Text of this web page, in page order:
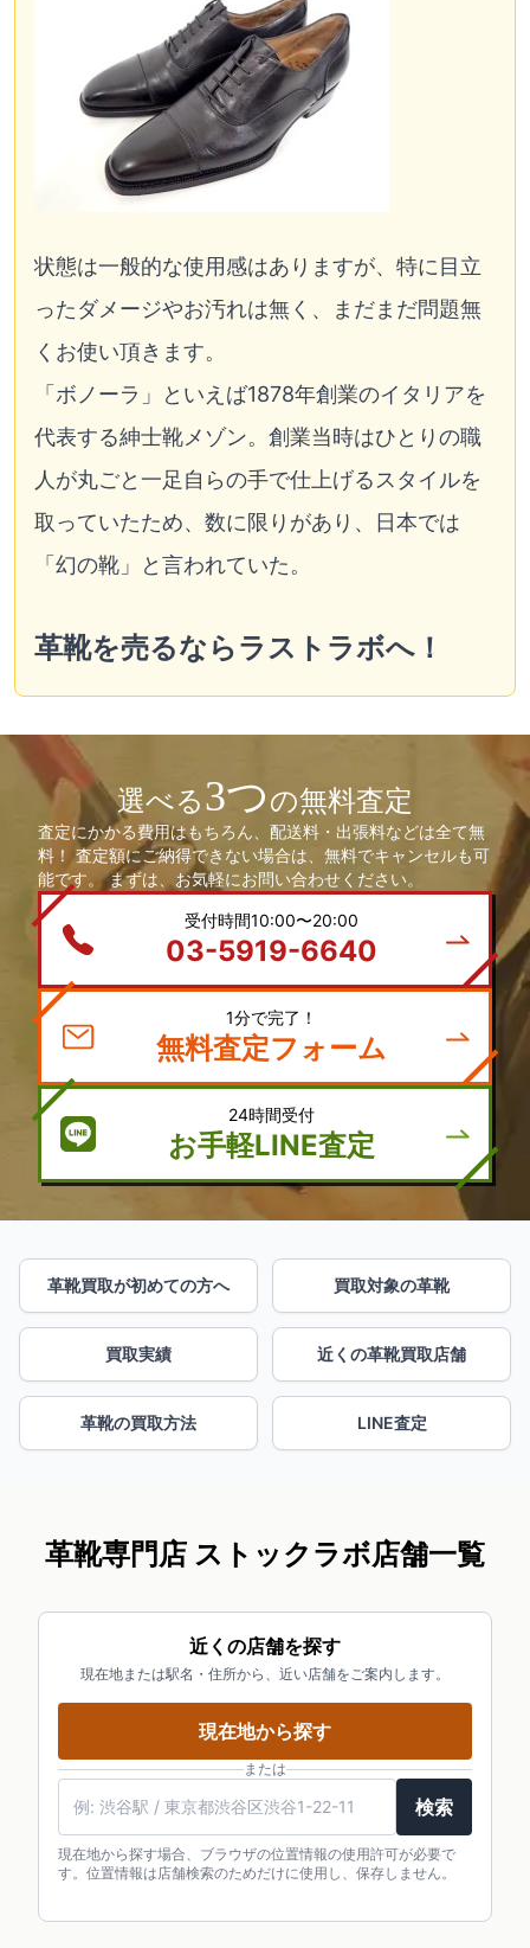
状態は一般的な使用感はありますが、特に目立
ったダメージやお汚れは無く、まだまだ問題無
くお使い頂きます。
「ボノーラ」といえば1878年創業のイタリアを
代表する紳士靴メゾン。創業当時はひとりの職
人が丸ごと一足自らの手で仕上げるスタイルを
取っていたため、数に限りがあり、日本では
「幻の靴」と言われていた。
革靴を売るならラストラボへ！
選べる3つの無料査定
査定にかかる費用はもちろん、配送料・出張料などは全て無
料！ 査定額にご納得できない場合は、無料でキャンセルも可
能です。 まずは、お気軽にお問い合わせください。
受付時間10:00〜20:00
03-5919-6640
1分で完了！
無料査定フォーム
24時間受付
お手軽LINE査定
革靴買取が初めての方へ 買取対象の革靴
買取実績 近くの革靴買取店舗
革靴の買取方法 LINE査定
革靴専門店 ストックラボ店舗一覧
近くの店舗を探す
現在地または駅名・住所から、近い店舗をご案内します。
現在地から探す
または
検索
現在地から探す場合、ブラウザの位置情報の使用許可が必要で
す。位置情報は店舗検索のためだけに使用し、保存しません。